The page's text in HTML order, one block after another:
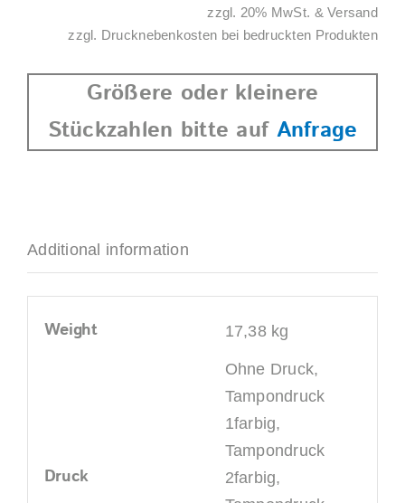
braun
zzgl. 20% MwSt. & Versand
zzgl. Drucknebenkosten bei bedruckten Produkten
Größere oder kleinere
Stückzahlen bitte auf Anfrage
Additional information
Weight 17,38 kg
Druck
Ohne Druck,
Tampondruck
1farbig,
Tampondruck
2farbig,